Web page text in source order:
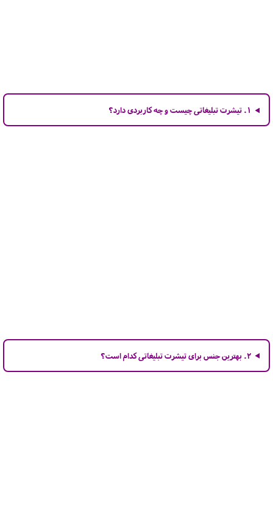
۱. تیشرت تبلیغاتی چیست و چه کاربردی دارد؟
۲. بهترین جنس برای تیشرت تبلیغاتی کدام است؟